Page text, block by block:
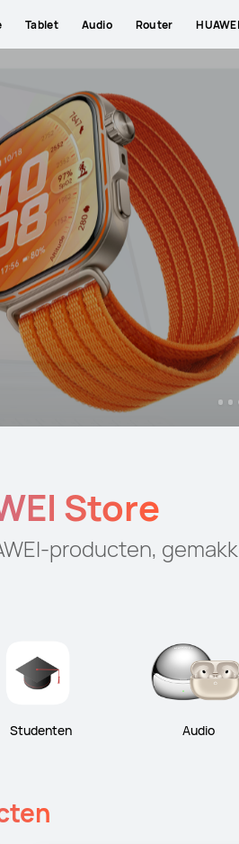
Tablet Audio Router
Store
producten,
Studenten Audio